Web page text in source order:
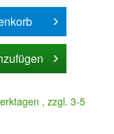
, zzgl. 3-5